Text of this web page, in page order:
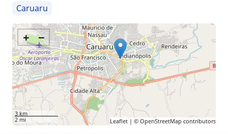
Caruaru
+ −
3 km
2 mi
Leaflet| © OpenStreetMap contributors